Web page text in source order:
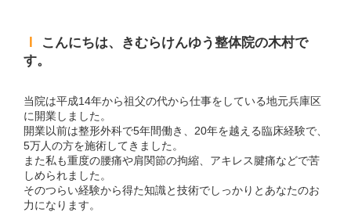
こんにちは、きむらけんゆう整体院の木村で
す。
当院は平成14年から祖父の代から仕事をしている地元兵庫区
に開業しました。
開業以前は整形外科で5年間働き、20年を越える臨床経験で、
5万人の方を施術してきました。
また私も重度の腰痛や肩関節の拘縮、アキレス腱痛などで苦
しめられました。
そのつらい経験から得た知識と技術でしっかりとあなたのお
力になります。